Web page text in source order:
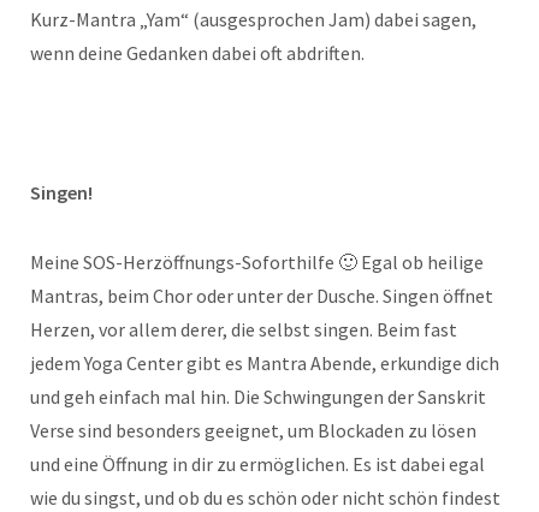
Kurz-Mantra „Yam“ (ausgesprochen Jam) dabei sagen,
wenn deine Gedanken dabei oft abdriften.
Singen!
Meine SOS-Herzöffnungs-Soforthilfe 🙂 Egal ob heilige
Mantras, beim Chor oder unter der Dusche. Singen öffnet
Herzen, vor allem derer, die selbst singen. Beim fast
jedem Yoga Center gibt es Mantra Abende, erkundige dich
und geh einfach mal hin. Die Schwingungen der Sanskrit
Verse sind besonders geeignet, um Blockaden zu lösen
und eine Öffnung in dir zu ermöglichen. Es ist dabei egal
wie du singst, und ob du es schön oder nicht schön findest